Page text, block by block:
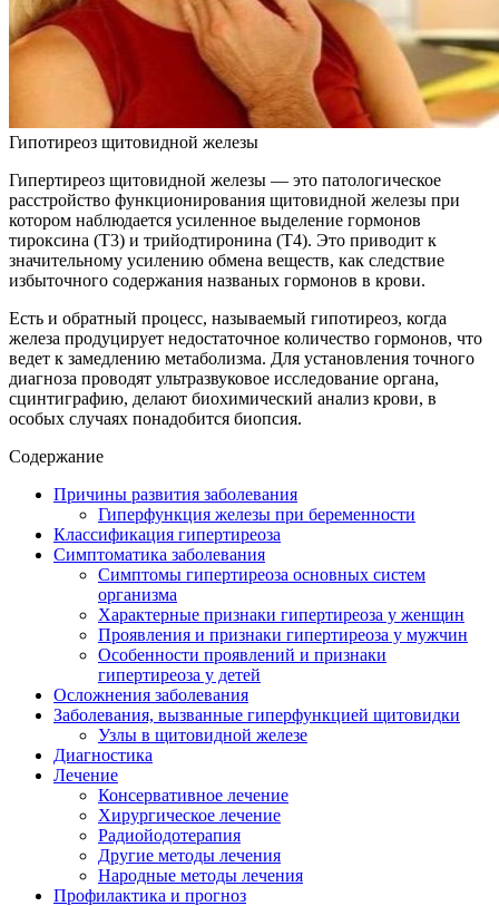
Гипотиреоз щитовидной железы
Гипертиреоз щитовидной железы — это патологическое
расстройство функционирования щитовидной железы при
котором наблюдается усиленное выделение гормонов
тироксина (Т3) и трийодтиронина (Т4). Это приводит к
значительному усилению обмена веществ, как следствие
избыточного содержания названых гормонов в крови.
Есть и обратный процесс, называемый гипотиреоз, когда
железа продуцирует недостаточное количество гормонов, что
ведет к замедлению метаболизма. Для установления точного
диагноза проводят ультразвуковое исследование органа,
сцинтиграфию, делают биохимический анализ крови, в
особых случаях понадобится биопсия.
Содержание
Причины развития заболевания
Гиперфункция железы при беременности
Классификация гипертиреоза
Симптоматика заболевания
Симптомы гипертиреоза основных систем
организма
Характерные признаки гипертиреоза у женщин
Проявления и признаки гипертиреоза у мужчин
Особенности проявлений и признаки
гипертиреоза у детей
Осложнения заболевания
Заболевания, вызванные гиперфункцией щитовидки
Узлы в щитовидной железе
Диагностика
Лечение
Консервативное лечение
Хирургическое лечение
Радиойодотерапия
Другие методы лечения
Народные методы лечения
Профилактика и прогноз